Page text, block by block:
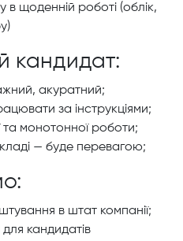
в щоденній роботі (облік,
кандидат:
акуратний;
за інструкціями;
та монотонної роботи;
— буде перевагою;
в штат компанії;
для кандидатів